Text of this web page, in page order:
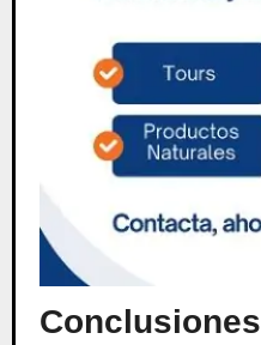
Conclusiones